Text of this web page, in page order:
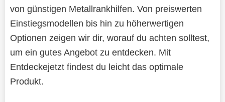
von günstigen Metallrankhilfen. Von preiswerten
Einstiegsmodellen bis hin zu höherwertigen
Optionen zeigen wir dir, worauf du achten solltest,
um ein gutes Angebot zu entdecken. Mit
Entdeckejetzt findest du leicht das optimale
Produkt.